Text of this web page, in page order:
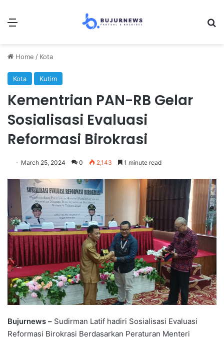
Menu
Home / Kota
Kota Kutim
Kementrian PAN-RB Gelar
Sosialisasi Evaluasi
Reformasi Birokrasi
March 25, 2024 0 2,143 1 minute read
Bujurnews – Sudirman Latif hadiri Sosialisasi Evaluasi
Reformasi Birokrasi Berdasarkan Peraturan Menteri